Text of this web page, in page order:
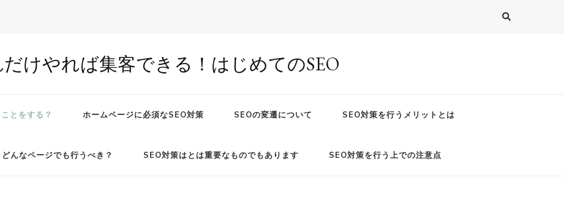
けやれば集客できる！はじめてのSEO
とをする？ ホームページに必須なSEO対策 SEOの変遷について SEO対策を行うメリットとは
んなページでも行うべき？ SEO対策はとは重要なものでもあります SEO対策を行う上での注意点